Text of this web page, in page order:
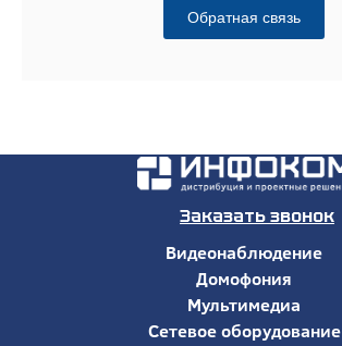
Обратная связь
Заказать звонок
Видеонаблюдение
Домофония
Мультимедиа
Сетевое оборудование